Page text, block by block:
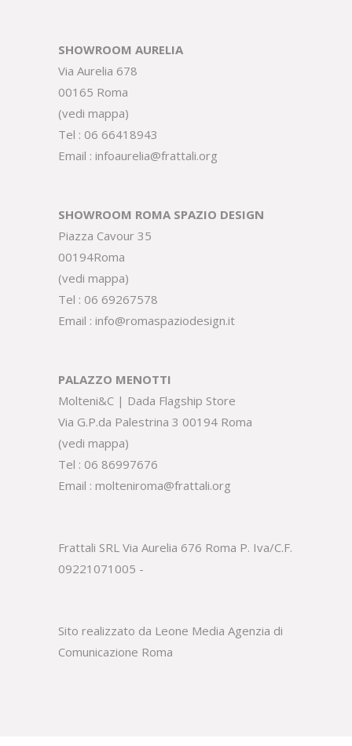
SHOWROOM AURELIA
Via Aurelia 678
00165 Roma
(vedi mappa)
Tel : 06 66418943
Email : infoaurelia@frattali.org
SHOWROOM ROMA SPAZIO DESIGN
Piazza Cavour 35
00194Roma
(vedi mappa)
Tel : 06 69267578
Email : info@romaspaziodesign.it
PALAZZO MENOTTI
Molteni&C | Dada Flagship Store
Via G.P.da Palestrina 3 00194 Roma
(vedi mappa)
Tel : 06 86997676
Email : molteniroma@frattali.org
Frattali SRL Via Aurelia 676 Roma P. Iva/C.F.
09221071005 -
Sito realizzato da Leone Media Agenzia di
Comunicazione Roma